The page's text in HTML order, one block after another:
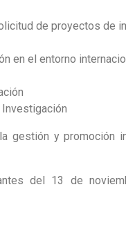
de proyectos de
en el entorno
gestión y promoción
del 13 de